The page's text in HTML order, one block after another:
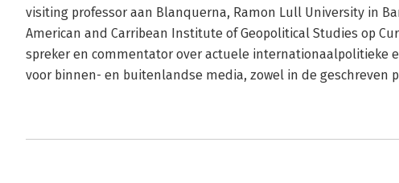
visiting professor aan Blanquerna, Ramon Lull University in
American and Carribean Institute of Geopolitical Studies op
spreker en commentator over actuele internationaalpolitieke
voor binnen- en buitenlandse media, zowel in de geschreven